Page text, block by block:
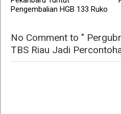
Pengembalian HGB 133 Ruko
No Comment to "
TBS Riau Jadi